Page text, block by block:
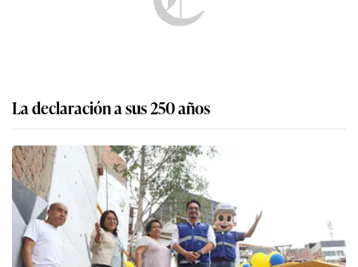
La declaración a sus 250 años